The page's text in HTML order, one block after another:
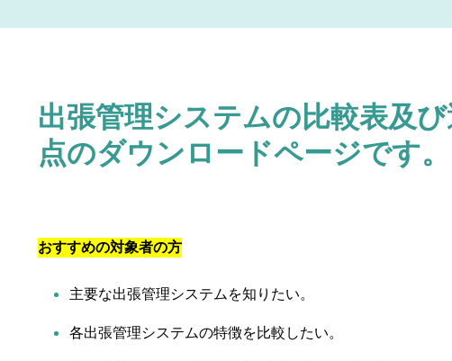
出張管理システムの比較表及
点のダウンロードページです。
おすすめの対象者の方
主要な出張管理システムを知りたい。
各出張管理システムの特徴を比較したい。